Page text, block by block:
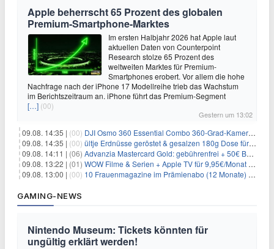
Apple beherrscht 65 Prozent des globalen
Premium-Smartphone-Marktes
Im ersten Halbjahr 2026 hat Apple laut
aktuellen Daten von Counterpoint
Research stolze 65 Prozent des
weltweiten Marktes für Premium-
Smartphones erobert. Vor allem die hohe
Nachfrage nach der iPhone 17 Modellreihe trieb das Wachstum
im Berichtszeitraum an. iPhone führt das Premium-Segment
[…] (00)
Gestern um 13:02
09.08. 14:35 | (00) DJI Osmo 360 Essential Combo 360-Grad-Kamera für 375€
09.08. 14:35 | (00) ültje Erdnüsse geröstet & gesalzen 180g Dose für 1,52€ im Spar-Abo
09.08. 14:11 | (06) Advanzia Mastercard Gold: gebührenfrei + 50€ Bonus* + gratis Reiseversicherung
09.08. 13:22 | (01) WOW Filme & Serien + Apple TV für 9,95€/Monat // Alles von WOW (Filme, Serien, Live-Sport) für 34,97€/Monat
09.08. 13:00 | (00) 10 Frauenmagazine im Prämienabo (12 Monate) mit Prämien bis zu 225€
GAMING-NEWS
Nintendo Museum: Tickets könnten für
ungültig erklärt werden!